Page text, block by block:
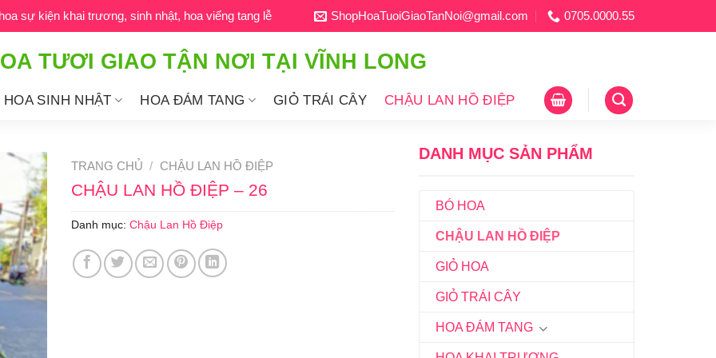
sự kiện khai trương, sinh nhật, hoa viếng tang lễ ShopHoaTuoiGiaoTanNoi@gmail.com 0705.0000.55
TƯƠI GIAO TẬN NƠI TẠI VĨNH LONG
HOA SINH NHẬT HOA ĐÁM TANG GIỎ TRÁI CÂY CHẬU LAN HỒ ĐIỆP
DANH MỤC SẢN PHẨM
BÓ HOA
CHẬU LAN HỒ ĐIỆP
GIỎ HOA
GIỎ TRÁI CÂY
HOA ĐÁM TANG
TRANG CHỦ / CHẬU LAN HỒ ĐIỆP
CHẬU LAN HỒ ĐIỆP – 26
Danh mục: Chậu Lan Hồ Điệp